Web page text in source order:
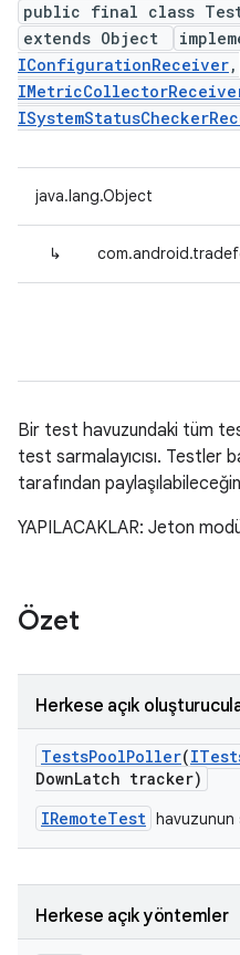
public final class
extends Object
IConfigurationReceiver,
java.lang.Object
↳
Bir test havuzundaki tüm
test sarmalayıcısı. Testler
tarafından
YAPILACAKLAR: Jeton
Özet
Herkese açık
TestsPoolPoller(
DownLatch tracker)
IRemoteTest havuzunun
Herkese açık yöntemler